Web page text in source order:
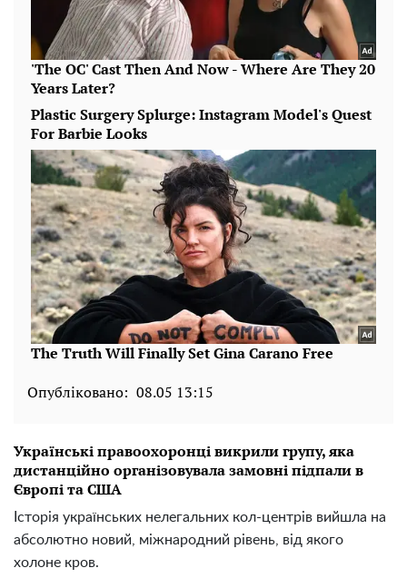
Опубліковано: 08.05 13:15
Українські правоохоронці викрили групу, яка
дистанційно організовувала замовні підпали в
Європі та США
Історія українських нелегальних кол-центрів вийшла на
абсолютно новий, міжнародний рівень, від якого
холоне кров.